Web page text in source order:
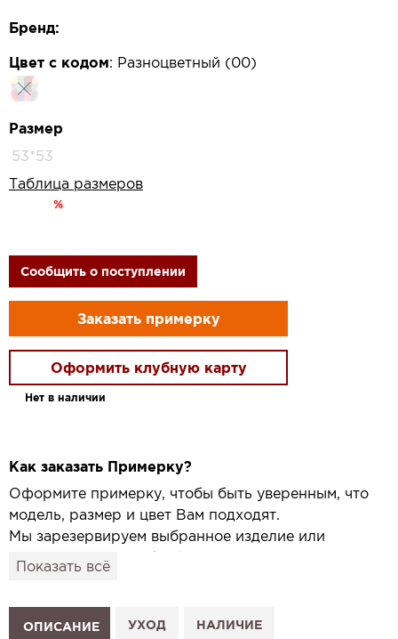
Бренд:
Цвет с кодом: Разноцветный (00)
Размер
53*53
Таблица размеров
%
Сообщить о поступлении
Заказать примерку
Оформить клубную карту
Нет в наличии
Как заказать Примерку?
Оформите примерку, чтобы быть уверенным, что
модель, размер и цвет Вам подходят.
Мы зарезервируем выбранное изделие или
привезём его в удобный для вас салон и
1. Выберите изделие на сайте.
Показать всё
ОПИСАНИЕ УХОД НАЛИЧИЕ